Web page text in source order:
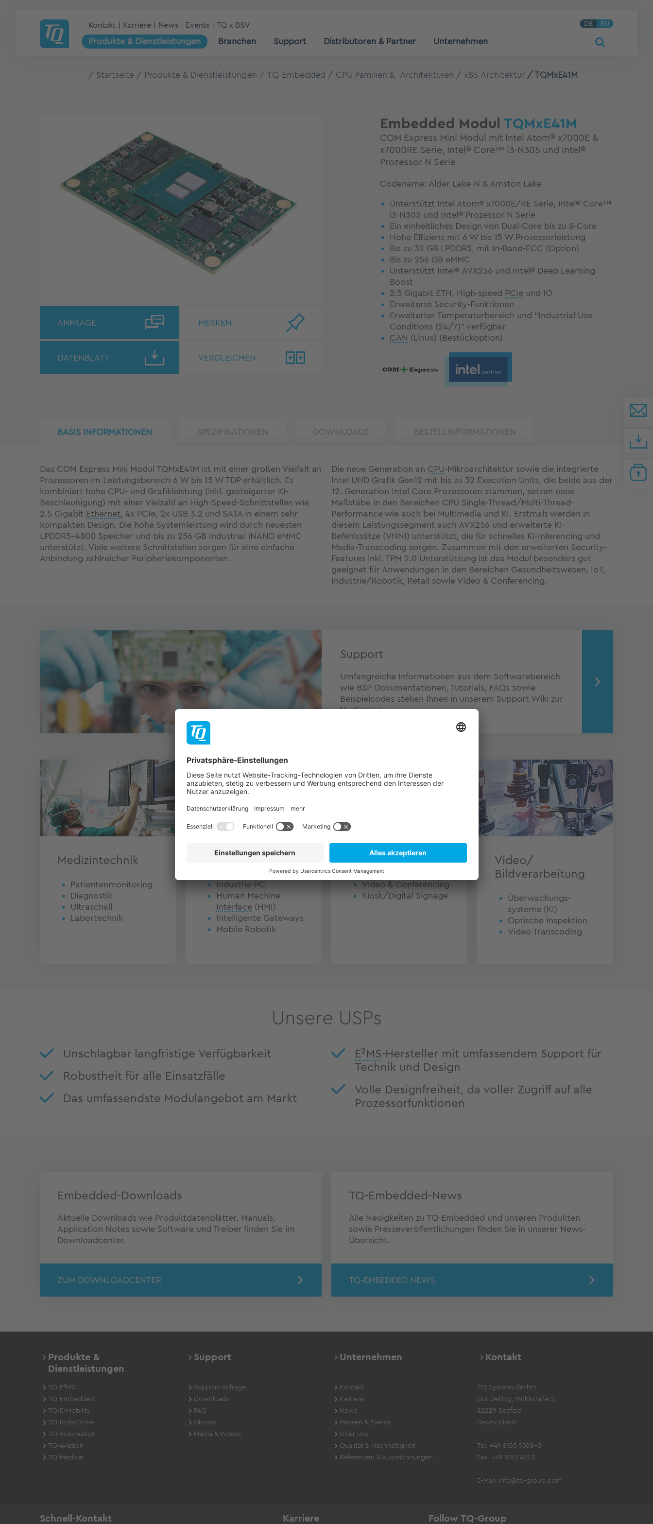
Kontakt Karriere News Events TQ x DSV DE EN
Produkte & Dienstleistungen Branchen Support Distributoren & Partner Unternehmen
Startseite Produkte & Dienstleistungen TQ-Embedded CPU-Familien & -Architekturen x86-Architektur TQMxE41M
ANFRAGE MERKEN
DATENBLATT VERGLEICHEN
Embedded Modul TQMxE41M
COM Express Mini Modul mit Intel Atom® x7000E &
x7000RE Serie, Intel® Core™ i3-N305 und Intel®
Prozessor N Serie
Codename: Alder Lake-N & Amston Lake
Unterstützt Intel Atom® x7000E/RE Serie, Intel® Core™
i3-N305 und Intel® Prozessor N Serie
Ein einheitliches Design von Dual-Core bis zu 8-Core
Hohe Effizienz mit 6 W bis 15 W Prozessorleistung
Bis zu 32 GB LPDDR5, mit In-Band-ECC (Option)
Bis zu 256 GB eMMC
Unterstützt Intel® AVX256 und Intel® Deep Learning
Boost
2.5 Gigabit ETH, High-speed PCIe und IO
Erweiterte Security-Funktionen
Erweiterter Temperaturbereich und "Industrial Use
Conditions (24/7)" verfügbar
CAN (Linux) (Bestückoption)
BASIS INFORMATIONEN
Das COM Express Mini Modul TQMxE41M ist mit einer großen Vielfalt an
Prozessoren im Leistungsbereich 6 W bis 15 W TDP erhältlich. Es
kombiniert hohe CPU- und Grafikleistung (inkl. gesteigerter KI-
Beschleunigung) mit einer Vielzahl an High-Speed-Schnittstellen wie
2.5 Gigabit Ethernet, 4x PCIe, 2x USB 3.2 und SATA in einem sehr
kompakten Design. Die hohe Systemleistung wird durch neuesten
LPDDR5-4800 Speicher und bis zu 256 GB Industrial iNAND eMMC
unterstützt. Viele weitere Schnittstellen sorgen für eine einfache
Anbindung zahlreicher Peripheriekomponenten.
Die neue Generation an CPU-Mikroarchitektur sowie die integrierte
Intel UHD Grafik Gen12 mit bis zu 32 Execution Units, die beide aus der
12. Generation Intel Core Prozessoren stammen, setzen neue
Maßstäbe in den Bereichen CPU Single-Thread/Multi-Thread-
Performance wie auch bei Multimedia und KI. Erstmals werden in
diesem Leistungssegment auch AVX256 und erweiterte KI-
Befehlssätze (VNNI) unterstützt, die für schnelles KI-Inferencing und
Media-Transcoding sorgen. Zusammen mit den erweiterten Security-
Features inkl. TPM 2.0 Unterstützung ist das Modul besonders gut
geeignet für Anwendungen in den Bereichen Gesundheitswesen, IoT,
Industrie/Robotik, Retail sowie Video & Conferencing.
Support
Umfangreiche Informationen aus dem Softwarebereich
wie BSP-Dokumentationen, Tutorials, FAQs sowie
Beispielcodes stehen Ihnen in unserem Support Wiki zur
Verfügung.
Medizintechnik
Patientenmonitoring
Diagnostik
Ultraschall
Labortechnik
Industrieautomation
Industrie-PC
Human Machine
Interface (HMI)
Intelligente Gateways
Mobile Robotik
Office/IT
Video & Conferencing
Kiosk/Digital Signage
Video/
Bildverarbeitung
Überwachungs­
systeme (KI)
Optische Inspektion
Video Transcoding
Unsere USPs
Unschlagbar langfristige Verfügbarkeit
Robustheit für alle Einsatzfälle
Das umfassendste Modulangebot am Markt
E²MS-Hersteller mit umfassendem Support für
Technik und Design
Volle Designfreiheit, da voller Zugriff auf alle
Prozessorfunktionen
Embedded-Downloads
Aktuelle Downloads wie Produktdatenblätter, Manuals,
Application Notes sowie Software und Treiber finden Sie im
Downloadcenter.
ZUM DOWNLOADCENTER
TQ-Embedded-News
Alle Neuigkeiten zu TQ-Embedded und unseren Produkten
sowie Presseveröffentlichungen finden Sie in unserer News-
Übersicht.
TQ-EMBEDDED NEWS
Produkte &
Dienstleistungen
TQ-E²MS
TQ-Embedded
TQ-E-Mobility
TQ-RoboDrive
TQ-Automation
TQ-Aviation
TQ-Medical
Support
Support-Anfrage
Downloads
FAQ
Glossar
Media & Videos
Unternehmen
Kontakt
Karriere
News
Messen & Events
Über uns
Qualität & Nachhaltigkeit
Referenzen & Auszeichnungen
Kontakt
TQ-Systems GmbH
Gut Delling, Mühlstraße 2
82229 Seefeld
Deutschland
Tel. +49 8153 9308-0
Fax. +49 8153 4223
E-Mail: info@tq-group.com
Schnell-Kontakt Karriere Follow TQ-Group